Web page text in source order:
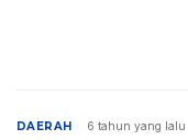
DAERAH 6 tahun yang lalu